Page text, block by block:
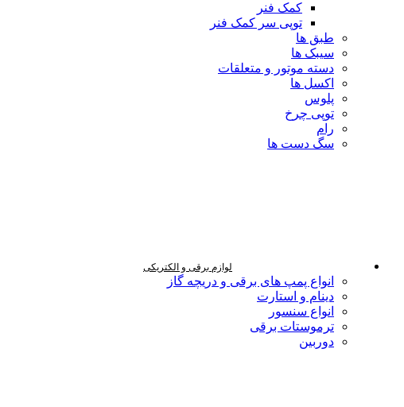
کمک فنر
توپی سر کمک فنر
طبق ها
سیبک ها
دسته موتور و متعلقات
اکسل ها
پلوس
توپی چرخ
رام
سگ دست ها
لوازم برقی و الکتریکی
انواع پمپ های برقی و دریچه گاز
دینام و استارت
انواع سنسور
ترموستات برقی
دوربین